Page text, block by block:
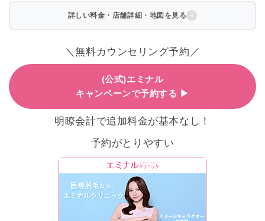
詳しい料金・店舗詳細・地図を見る
＼無料カウンセリング予約／
(公式)エミナル
キャンペーンで予約する ▶
明瞭会計で追加料金が基本なし！
予約がとりやすい